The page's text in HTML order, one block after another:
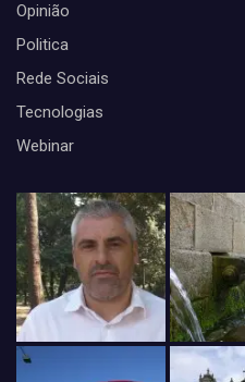
Opinião
Politica
Rede Sociais
Tecnologias
Webinar